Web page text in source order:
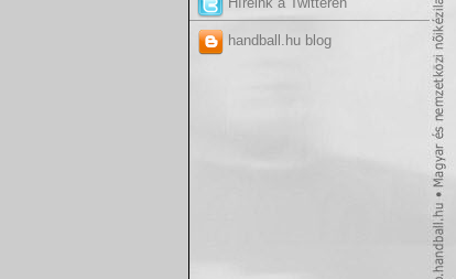
handball.hu blog